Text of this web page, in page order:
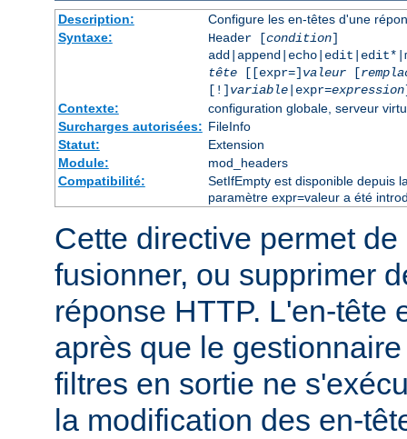
Description:
Configure les en-têtes d'une
Syntaxe:
Header [condition]
tête[[expr=] valeur[
[!] variable|expr=expression
Contexte:
configuration globale, serveur
Surcharges autorisées: FileInfo
Statut:
Extension
Module:
mod_headers
Compatibilité:
SetIfEmpty est disponible depuis
paramètre expr=valeur a été
Cette directive permet de
fusionner, ou supprimer
réponse HTTP. L'en-tête
après que le
filtres en sortie ne
la modification des en-